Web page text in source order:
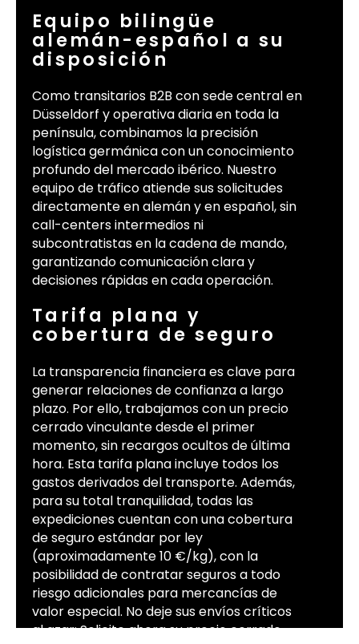
Equipo bilingüe
alemán-español a su
disposición
Como transitarios B2B con sede central en
Düsseldorf y operativa diaria en toda la
península, combinamos la precisión
logística germánica con un conocimiento
profundo del mercado ibérico. Nuestro
equipo de tráfico atiende sus solicitudes
directamente en alemán y en español, sin
call-centers intermedios ni
subcontratistas en la cadena de mando,
garantizando comunicación clara y
decisiones rápidas en cada operación.
Tarifa plana y
cobertura de seguro
La transparencia financiera es clave para
generar relaciones de confianza a largo
plazo. Por ello, trabajamos con un precio
cerrado vinculante desde el primer
momento, sin recargos ocultos de última
hora. Esta tarifa plana incluye todos los
gastos derivados del transporte. Además,
para su total tranquilidad, todas las
expediciones cuentan con una cobertura
de seguro estándar por ley
(aproximadamente 10 €/kg), con la
posibilidad de contratar seguros a todo
riesgo adicionales para mercancías de
valor especial. No deje sus envíos críticos
al azar; Solicite ahora su precio cerrado